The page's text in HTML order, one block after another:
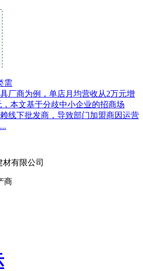
需
厂商为例，单店月均营收从2万元增
，本文基于分歧中小企业的招商场
线下批发商，导致部门加盟商因运营
材有限公司
商